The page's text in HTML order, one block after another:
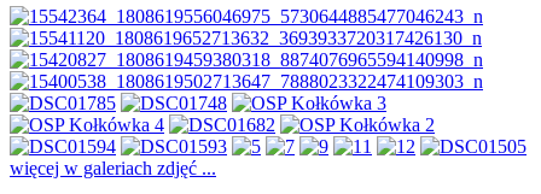
więcej w galeriach zdjęć ...